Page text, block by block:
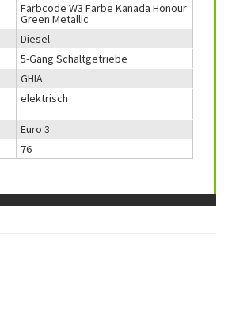
Farbcode W3 Farbe Kanada Honour
Green Metallic
Diesel
5-Gang Schaltgetriebe
GHIA
elektrisch
Euro 3
76